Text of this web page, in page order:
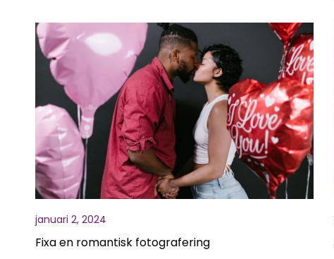
januari 2, 2024
Fixa en romantisk fotografering